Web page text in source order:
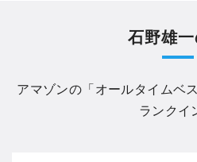
石野雄
アマゾンの「オールタイムベ
ランクイ